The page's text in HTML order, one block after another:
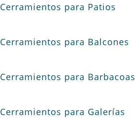
Cerramientos para Patios
Cerramientos para Balcones
Cerramientos para Barbacoas
Cerramientos para Galerías